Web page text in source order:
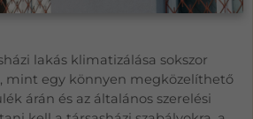
lakás klimatizálása sokszor
mint egy könnyen megközelíthető
árán és az általános szerelési